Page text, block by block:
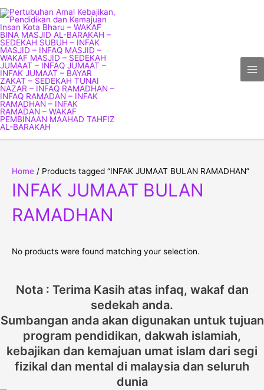
to
content
Home / Products tagged “INFAK JUMAAT BULAN RAMADHAN”
INFAK JUMAAT BULAN
RAMADHAN
No products were found matching your selection.
Nota : Terima Kasih atas infaq, wakaf dan
sedekah anda.
Sumbangan anda akan digunakan untuk tujuan
program pendidikan, dakwah islamiah,
kebajikan dan kemajuan umat islam dari segi
fizikal dan mental di malaysia dan seluruh
dunia